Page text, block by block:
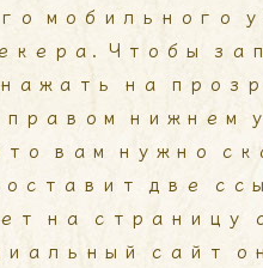
мобильного
Чтобы
на
нижнем
вам нужно
две
на страницу
сайт